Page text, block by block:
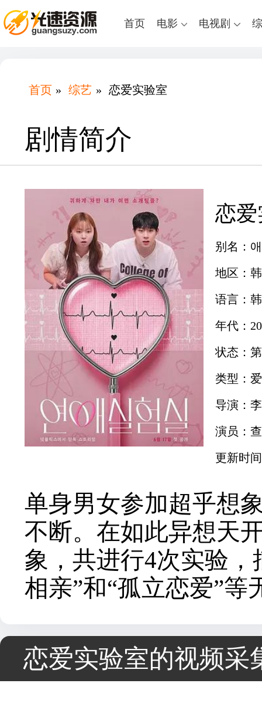
首页 电影 电视剧
首页 » 综艺 » 恋爱实验室
剧情简介
恋
别名：
地区：
语言：
年代：
状态：
类型：
导演：
演员：
更新时
单身男女参加超乎想
不断。在如此异想
象，共进行4次实验
相亲”和“孤立恋爱”
恋爱实验室的视频采